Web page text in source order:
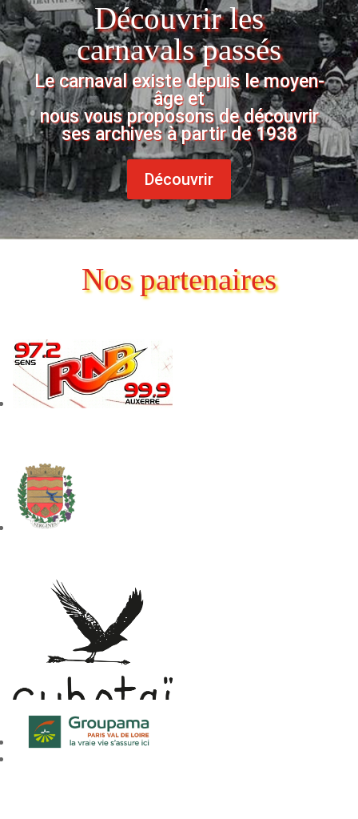
Découvrir les
carnavals passés
Le carnaval existe depuis le moyen-
âge et
nous vous proposons de découvrir
ses archives à partir de 1938
Découvrir
Nos partenaires